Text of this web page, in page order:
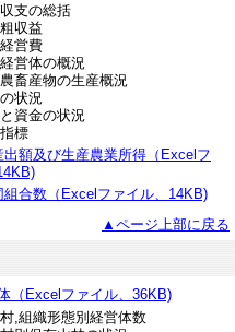
支の総括
収益
営費
営体の概況
畜産物の生産概況
状況
資金の状況
標
出額及び生産農業所得（Excelフ
組合数（Excelファイル、14KB)
▲ページ上部に戻る
（Excelファイル、36KB)
,組織形態別経営体数